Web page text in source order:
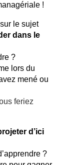
!
le sujet
dans le
?
lors du
mené ou
feriez
d’ici
?